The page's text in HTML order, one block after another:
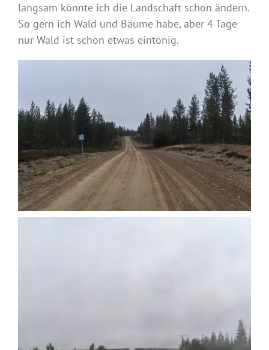
langsam könnte ich die Landschaft schon ändern.
So gern ich Wald und Bäume habe, aber 4 Tage
nur Wald ist schon etwas eintönig.